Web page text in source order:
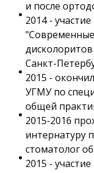
и после
2014 -
дисколоритов
Санкт-
2015 -
УГМУ по
общей
2015-2016
интернатуру
стоматолог
2015 -